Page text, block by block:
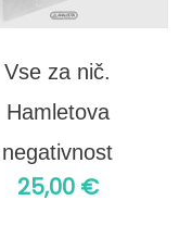
Vse za nič.
Hamletova
negativnost
25,00 €